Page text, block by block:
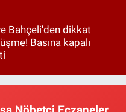
Bahçeli'den dikkat
Basına kapalı